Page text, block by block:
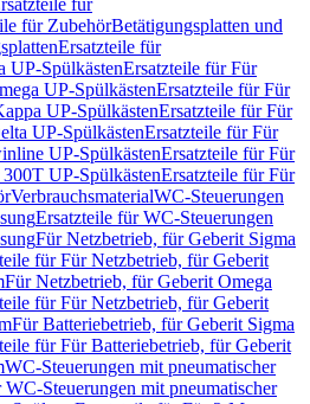
für
für ZubehörBetätigungsplatten und
Ersatzteile für
UP-SpülkästenErsatzteile für Für
UP-SpülkästenErsatzteile für Für
UP-SpülkästenErsatzteile für Für
UP-SpülkästenErsatzteile für Für
UP-SpülkästenErsatzteile für Für
UP-SpülkästenErsatzteile für Für
VerbrauchsmaterialWC-Steuerungen
Ersatzteile für WC-Steuerungen
Für Netzbetrieb, für Geberit Sigma
für Für Netzbetrieb, für Geberit
Für Netzbetrieb, für Geberit Omega
für Für Netzbetrieb, für Geberit
Für Batteriebetrieb, für Geberit Sigma
für Für Batteriebetrieb, für Geberit
WC-Steuerungen mit pneumatischer
Steuerungen mit pneumatischer